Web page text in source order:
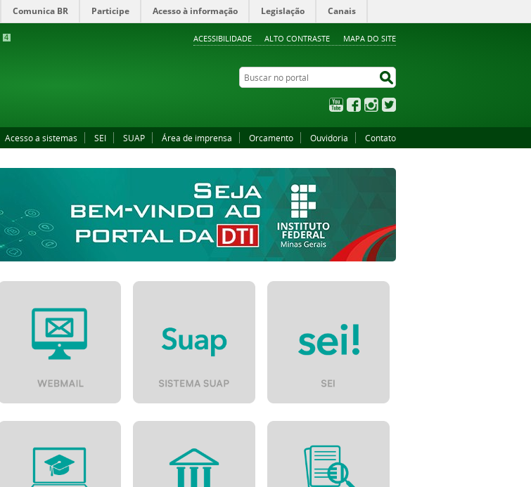
4 ACESSIBILIDADE ALTO CONTRASTE MAPA DO SITE
Comunica BR Participe Acesso à informação Legislação Canais
Buscar no portal
YouTubeFacebookInstagram
Acesso a sistemas SEI SUAP Área de imprensa Orcamento Ouvidoria Contato